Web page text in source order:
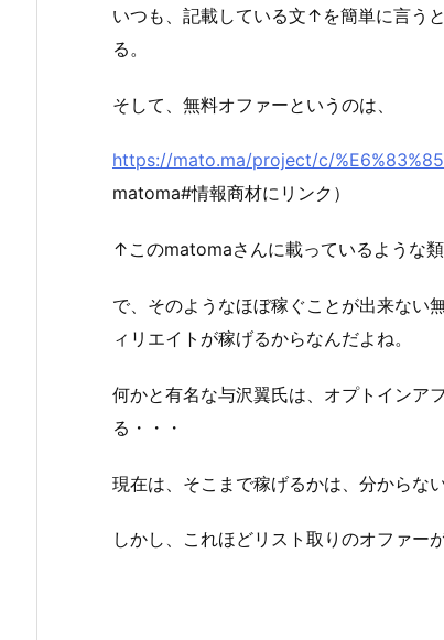
いつも、記載している文↑を簡単に言う
る。
そして、無料オファーというのは、
https://mato.ma/project/c/
matoma#情報商材にリンク）
↑このmatomaさんに載っているような類
で、そのようなほぼ稼ぐことが出来ない
ィリエイトが稼げるからなんだよね。
何かと有名な与沢翼氏は、オプトインア
る・・・
現在は、そこまで稼げるかは、分からな
しかし、これほどリスト取りのオファー